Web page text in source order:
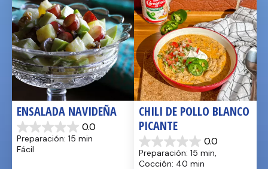
ENSALADA NAVIDEÑA
0.0
0.0
de
5
Preparación: 15 min
Fácil
CHILI DE POLLO BLANCO
PICANTE
0.0
0.0
de
Preparación: 15 min,
Cocción: 40 min